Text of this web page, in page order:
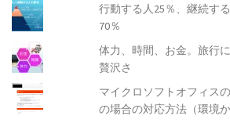
行動する人25％、継続す
70％
体力、時間、お金。旅行
贅沢さ
マイクロソフトオフィス
の場合の対応方法（環境